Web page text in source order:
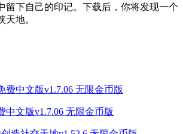
留下自己的印记。下载后，你将发现一个
天地。
中文版v1.7.06 无限金币版